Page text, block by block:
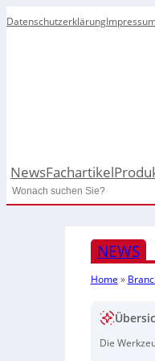
Datenschutzerklärung
NewsFachartikel
Search
NEWS
Home »
Die